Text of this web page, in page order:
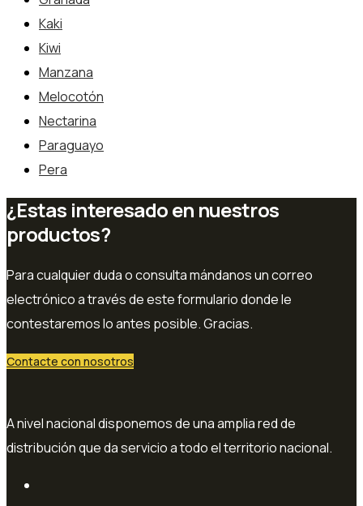
Kaki
Kiwi
Manzana
Melocotón
Nectarina
Paraguayo
Pera
¿Estas interesado en nuestros
productos?
Para cualquier duda o consulta mándanos un correo
electrónico a través de este formulario donde le
contestaremos lo antes posible. Gracias.
Contacte con nosotros
A nivel nacional disponemos de una amplia red de
distribución que da servicio a todo el territorio nacional.